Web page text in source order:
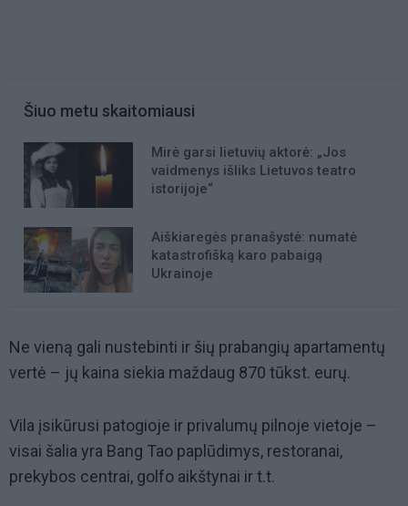
Šiuo metu skaitomiausi
Mirė garsi lietuvių aktorė: „Jos
vaidmenys išliks Lietuvos teatro
istorijoje“
Aiškiaregės pranašystė: numatė
katastrofišką karo pabaigą
Ukrainoje
Ne vieną gali nustebinti ir šių prabangių apartamentų
vertė – jų kaina siekia maždaug 870 tūkst. eurų.
Vila įsikūrusi patogioje ir privalumų pilnoje vietoje –
visai šalia yra Bang Tao paplūdimys, restoranai,
prekybos centrai, golfo aikštynai ir t.t.